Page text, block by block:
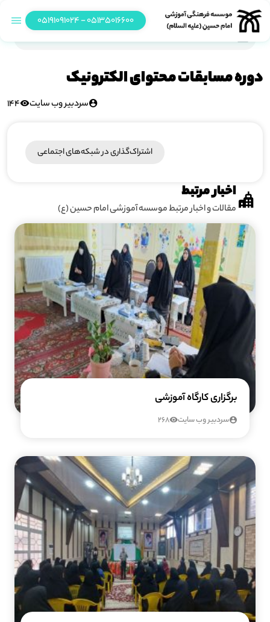
05135016600 - 05191091024
دوره مسابقات محتوای الکترونیک
سردبیر وب سایت 144
اشتراک‌گذاری در شبکه‎‌های اجتماعی
اخبار مرتبط
مقالات و اخبار مرتبط موسسه آموزشی امام حسین (ع)
برگزاری کارگاه آموزشی
سردبیر وب سایت 268